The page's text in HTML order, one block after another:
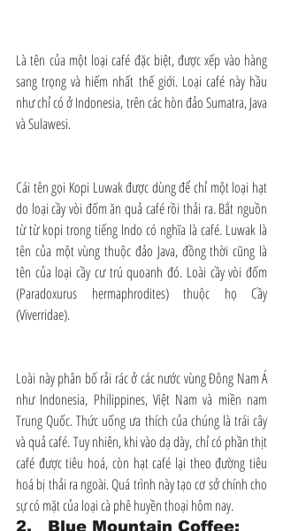
Là tên của một loại café đặc biệt, được xếp vào hàng
sang trọng và hiếm nhất thế giới. Loại café này hầu
như chỉ có ở Indonesia, trên các hòn đảo Sumatra, Java
và Sulawesi.
Cái tên gọi Kopi Luwak được dùng để chỉ một loại hạt
do loại cầy vòi đốm ăn quả café rồi thải ra. Bắt nguồn
từ từ kopi trong tiếng Indo có nghĩa là café. Luwak là
tên của một vùng thuộc đảo Java, đồng thời cũng là
tên của loại cầy cư trú quoanh đó. Loài cầy vòi đốm
(Paradoxurus hermaphrodites) thuộc họ Cầy
(Viverridae).
Loài này phân bố rải rác ở các nước vùng Đông Nam Á
như Indonesia, Philippines, Việt Nam và miền nam
Trung Quốc. Thức uống ưa thích của chúng là trái cây
và quả café. Tuy nhiên, khi vào dạ dày, chỉ có phần thịt
café được tiêu hoá, còn hạt café lại theo đường tiêu
hoá bị thải ra ngoài. Quá trình này tạo cơ sở chính cho
sự có mặt của loại cà phê huyền thoại hôm nay.
2.   Blue Mountain Coffee: